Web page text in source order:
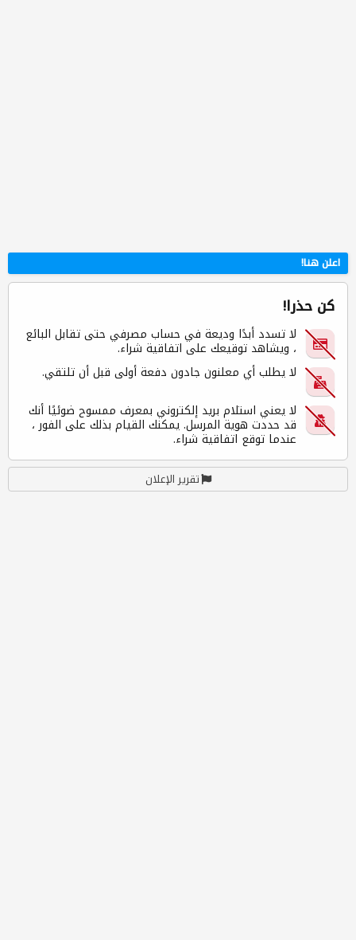
اعلن هنا!
كن حذرا!
لا تسدد أبدًا وديعة في حساب مصرفي حتى تقابل البائع
، ويشاهد توقيعك على اتفاقية شراء.
لا يطلب أي معلنون جادون دفعة أولى قبل أن تلتقي.
لا يعني استلام بريد إلكتروني بمعرف ممسوح ضوئيًا أنك
قد حددت هوية المرسل. يمكنك القيام بذلك على الفور ،
عندما توقع اتفاقية شراء.
تقرير الإعلان